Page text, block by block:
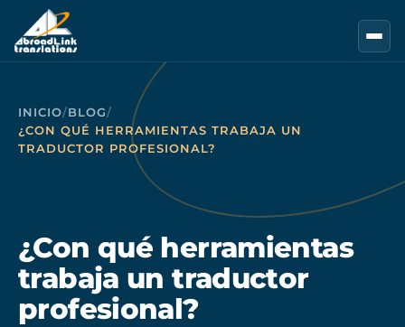
Saltar al contenido principal
INICIO/BLOG/
¿CON QUÉ HERRAMIENTAS TRABAJA UN
TRADUCTOR PROFESIONAL?
¿Con qué herramientas
trabaja un traductor
profesional?